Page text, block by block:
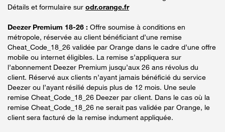
Détails et formulaire sur odr.orange.fr
Deezer Premium 18-26 : Offre soumise à conditions en
métropole, réservée au client bénéficiant d’une remise
Cheat_Code_18_26 validée par Orange dans le cadre d’une offre
mobile ou internet éligibles. La remise s’appliquera sur
l’abonnement Deezer Premium jusqu’aux 26 ans révolus du
client. Réservé aux clients n’ayant jamais bénéficié du service
Deezer ou l’ayant résilié depuis plus de 12 mois. Une seule
remise Cheat_Code_18_26 Deezer par client. Dans le cas où la
remise Cheat_Code_18_26 ne serait pas validée par Orange, le
client sera facturé de la remise indument appliquée.